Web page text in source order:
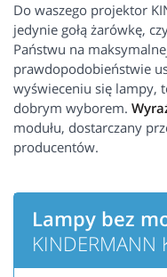
Do waszego projektor
jedynie gołą żarówkę,
Państwu na
prawdopodobieństwie
wyświeceniu się lampy,
dobrym wyborem.
modułu, dostarczany
producentów.
Lampy bez
KINDERMANN